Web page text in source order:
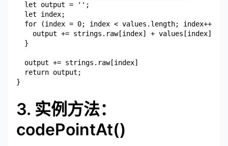
  let output = '';
  let index;
  for (index = 0; index < values.length; index++) {
    output += strings.raw[index] + values[index];
  }
  output += strings.raw[index]
  return output;
3. 实例方法：
codePointAt()